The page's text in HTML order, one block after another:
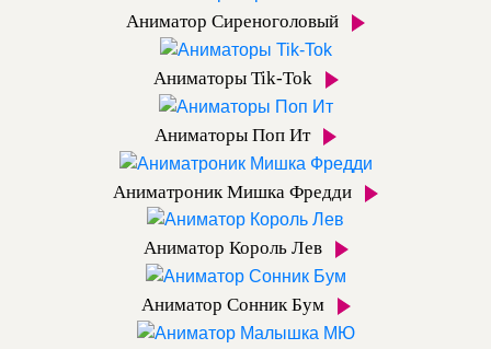
Аниматор Сиреноголовый
Аниматоры Tik-Tok
Аниматоры Поп Ит
Аниматроник Мишка Фредди
Аниматор Король Лев
Аниматор Сонник Бум